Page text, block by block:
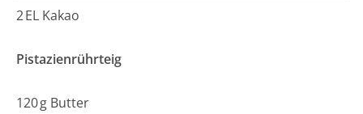
2EL Kakao
Pistazienrührteig
120g Butter